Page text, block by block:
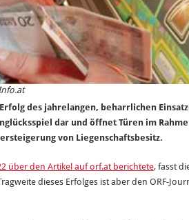
des jahrelangen, beharrlichen
dar und öffnet Türen im
von Liegenschaftsbesitz.
über den Artikel auf orf.at berichtete, fasst
dieses Erfolges ist aber den ORF-